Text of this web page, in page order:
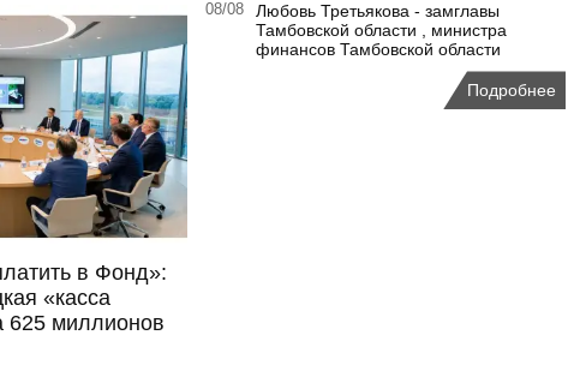
в Фонд»:
«касса
625 миллионов
08/08
Любовь Третьякова - замглавы
Тамбовской области , министра
финансов Тамбовской области
Подробнее